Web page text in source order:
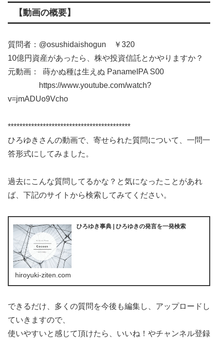
【動画の概要】
質問者：@osushidaishogun ￥320
10億円資産があったら、株や投資信託とかやりますか？
元動画： 蒔かぬ種は生えぬ PanameIPA S00
https://www.youtube.com/watch?
v=jmADUo9Vcho
******************************************
ひろゆきさんの動画で、寄せられた質問について、一問一
答形式にしてみました。
過去にこんな質問してるかな？と気になったことがあれ
ば、下記のサイトから検索してみてください。
ひろゆき事典 | ひろゆきの発言を一発検索
hiroyuki-ziten.com
できるだけ、多くの質問を今後も編集し、アップロードし
ていきますので、
使いやすいと感じて頂けたら、いいね！やチャンネル登録